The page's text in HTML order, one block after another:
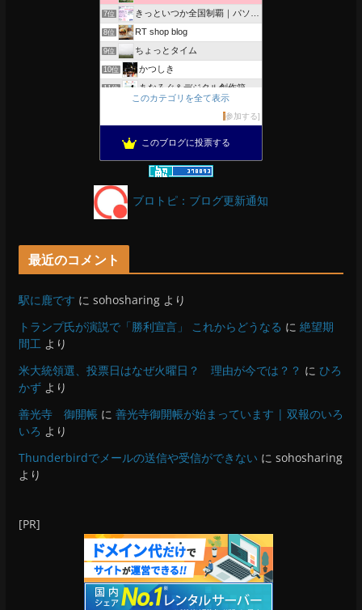
7位 きっといつか全国制覇｜パソコン教室、簿記教室のスタッフブログ
8位 RT shop blog
9位 ちょっとタイム
10位 かつしき
11位 あなろぐ＆デジタル創作箱
軽井沢まったり生活 柴犬とともに
13位 がんばれ長野
のんびりいこうよ！
15位 OESセｴラ＆レイラ何気ない風景
このカテゴリを全て表示
参加する
このブログに投票する
ブロトピ：ブログ更新通知
最近のコメント
駅に鹿です に sohosharingより
トランプ氏が演説で「勝利宣言」 これからどうなる に 絶望期
間工 より
米大統領選、投票日はなぜ火曜日？ 理由が今では？？ に ひろ
かずより
善光寺 御開帳 に 善光寺御開帳が始まっています | 双報のいろ
いろ より
Thunderbirdでメールの送信や受信ができない に sohosharing
より
[PR]